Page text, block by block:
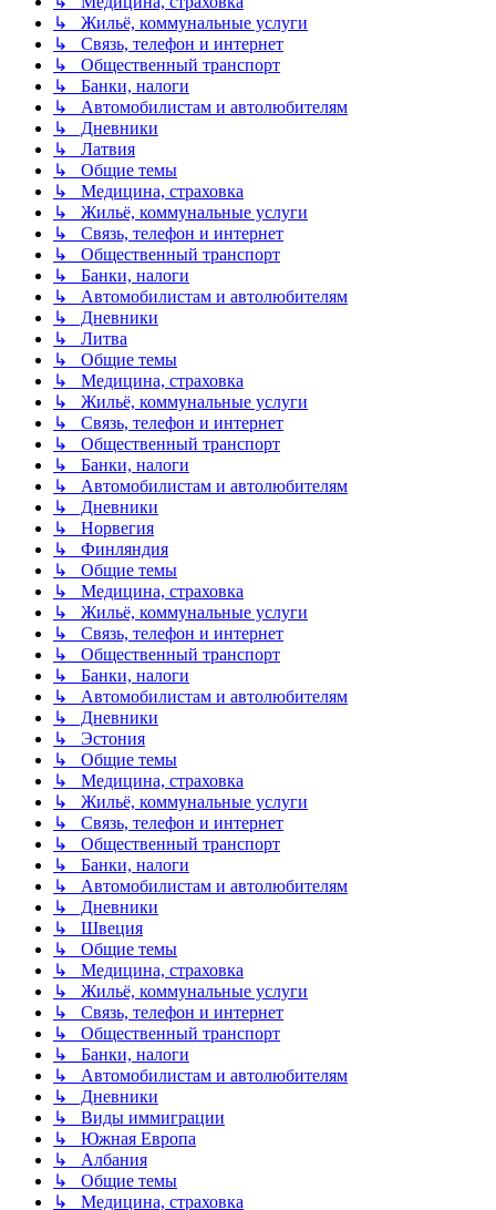
↳ Жильё, коммунальные услуги
↳ Связь, телефон и интернет
↳ Общественный транспорт
↳ Банки, налоги
↳ Автомобилистам и автолюбителям
↳ Дневники
↳ Латвия
↳ Общие темы
↳ Медицина, страховка
↳ Жильё, коммунальные услуги
↳ Связь, телефон и интернет
↳ Общественный транспорт
↳ Банки, налоги
↳ Автомобилистам и автолюбителям
↳ Дневники
↳ Литва
↳ Общие темы
↳ Медицина, страховка
↳ Жильё, коммунальные услуги
↳ Связь, телефон и интернет
↳ Общественный транспорт
↳ Банки, налоги
↳ Автомобилистам и автолюбителям
↳ Дневники
↳ Норвегия
↳ Финляндия
↳ Общие темы
↳ Медицина, страховка
↳ Жильё, коммунальные услуги
↳ Связь, телефон и интернет
↳ Общественный транспорт
↳ Банки, налоги
↳ Автомобилистам и автолюбителям
↳ Дневники
↳ Эстония
↳ Общие темы
↳ Медицина, страховка
↳ Жильё, коммунальные услуги
↳ Связь, телефон и интернет
↳ Общественный транспорт
↳ Банки, налоги
↳ Автомобилистам и автолюбителям
↳ Дневники
↳ Швеция
↳ Общие темы
↳ Медицина, страховка
↳ Жильё, коммунальные услуги
↳ Связь, телефон и интернет
↳ Общественный транспорт
↳ Банки, налоги
↳ Автомобилистам и автолюбителям
↳ Дневники
↳ Виды иммиграции
↳ Южная Европа
↳ Албания
↳ Общие темы
↳ Медицина, страховка